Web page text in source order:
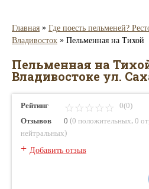
Главная » Где поесть пельменей?
Владивосток » Пельменная на Тихой
Пельменная на
Владивостоке ул.
Рейтинг
0(0)
Отзывов
0 (0 положительных, 0
нейтральных)
+ Добавить отзыв